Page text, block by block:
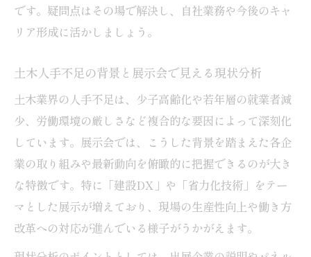
です。疑問点はその場で解決し、自社業務や今後のキャ
リア形成に活かしましょう。
土木人手不足の背景と展示会で見える現状分析
土木業界の人手不足は、少子高齢化や若年層の就業者減
少、労働環境の厳しさなど複合的な要因によって深刻化
しています。展示会では、こうした背景を踏まえた各企
業の取り組みや最新動向を俯瞰的に把握できるのが大き
な特徴です。特に「建設DX」や「省力化技術」をテー
マとした展示が増えており、現場の生産性向上や働き方
改革への対応が進んでいる様子がうかがえます。